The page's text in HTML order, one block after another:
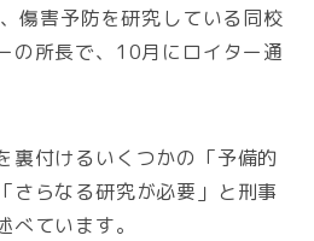
傷害予防を研究している同校
の所長で、10月にロイター通
裏付けるいくつかの「予備的
さらなる研究が必要」と刑事
ています。